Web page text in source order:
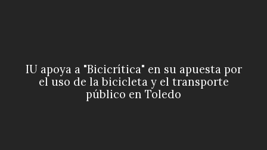
IU apoya a "Bicicrítica" en su apuesta por
el uso de la bicicleta y el transporte
público en Toledo